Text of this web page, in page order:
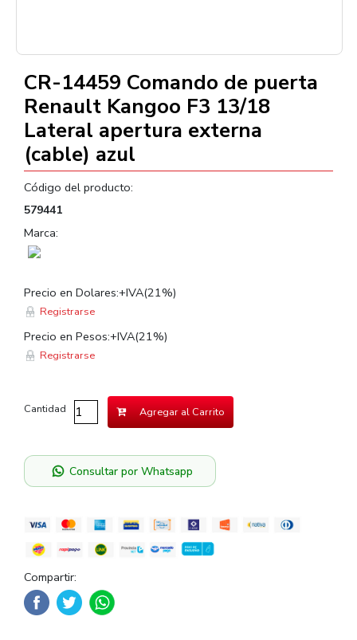
CR-14459 Comando de puerta
Renault Kangoo F3 13/18
Lateral apertura externa
(cable) azul
Código del producto:
579441
Marca:
Precio en Dolares:+IVA(21%)
Registrarse
Precio en Pesos:+IVA(21%)
Registrarse
Cantidad Agregar al Carrito
Consultar por Whatsapp
Compartir: